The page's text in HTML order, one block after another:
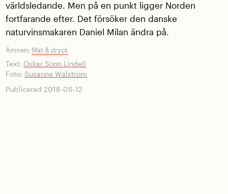
världsledande. Men på en punkt ligger Norden
fortfarande efter. Det försöker den danske
naturvinsmakaren Daniel Milan ändra på.
Ämnen: Mat & dryck
Text: Oskar Sonn Lindell
Foto: Susanne Walström
Publicerad 2018-06-12